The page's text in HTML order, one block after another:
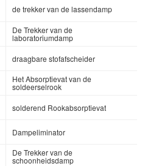
de trekker van de lassendamp
De Trekker van de
laboratoriumdamp
draagbare stofafscheider
Het Absorptievat van de
soldeerselrook
solderend Rookabsorptievat
Dampeliminator
De Trekker van de
schoonheidsdamp